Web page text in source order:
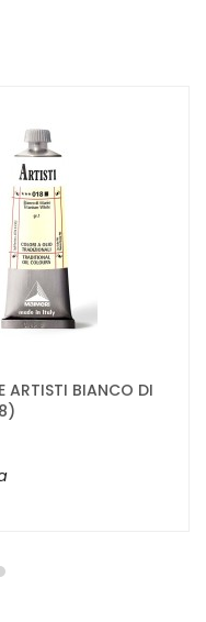
ARTISTI BIANCO DI